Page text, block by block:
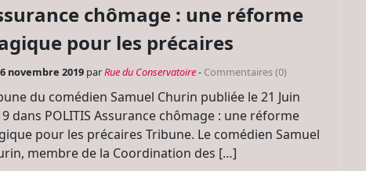
chômage : une réforme
pour les précaires
novembre 2019 parRue du Conservatoire- Commentaires (0)
du comédien Samuel Churin publiée le 21 Juin
dans POLITIS Assurance chômage : une réforme
pour les précaires Tribune. Le comédien Samuel
membre de la Coordination des […]